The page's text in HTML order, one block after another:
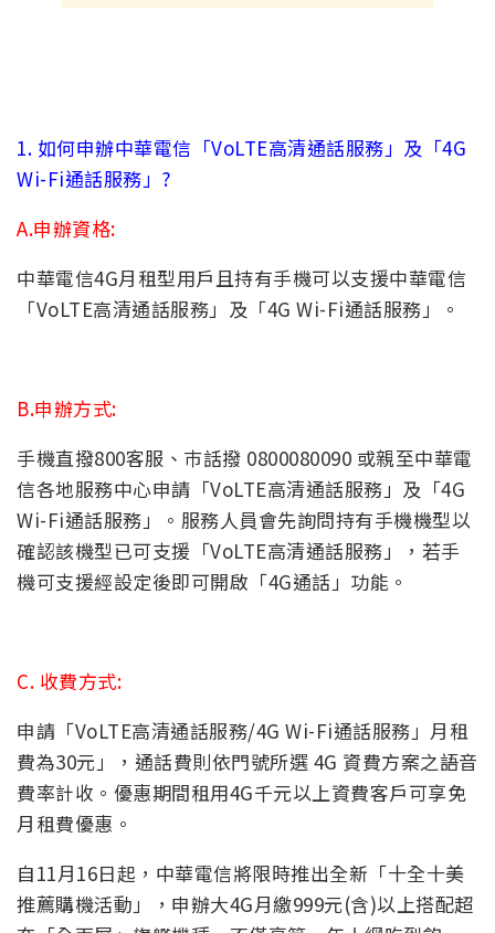
1. 如何申辦中華電信「VoLTE高清通話服務」及「4G
Wi-Fi通話服務」?
A.申辦資格:
中華電信4G月租型用戶且持有手機可以支援中華電信
「VoLTE高清通話服務」及「4G Wi-Fi通話服務」。
B.申辦方式:
手機直撥800客服、巿話撥 0800080090 或親至中華電
信各地服務中心申請「VoLTE高清通話服務」及「4G
Wi-Fi通話服務」。服務人員會先詢問持有手機機型以
確認該機型已可支援「VoLTE高清通話服務」，若手
機可支援經設定後即可開啟「4G通話」功能。
C. 收費方式:
申請「VoLTE高清通話服務/4G Wi-Fi通話服務」月租
費為30元」，通話費則依門號所選 4G 資費方案之語音
費率計收。優惠期間租用4G千元以上資費客戶可享免
月租費優惠。
自11月16日起，中華電信將限時推出全新「十全十美
推薦購機活動」，申辦大4G月繳999元(含)以上搭配超